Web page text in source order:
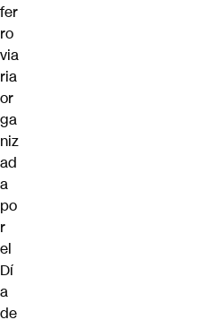
fer
ro
via
ria
or
ga
niz
ad
a
po
r
el
Dí
a
de